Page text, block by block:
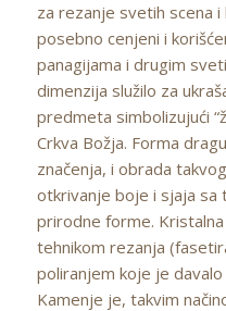
za rezanje svetih scena i
posebno cenjeni i
panagijama i drugim
dimenzija služilo za
predmeta simbolizujući
Crkva Božja. Forma
značenja, i obrada
otkrivanje boje i sjaja sa
prirodne forme.
tehnikom rezanja
poliranjem koje je
Kamenje je, takvim